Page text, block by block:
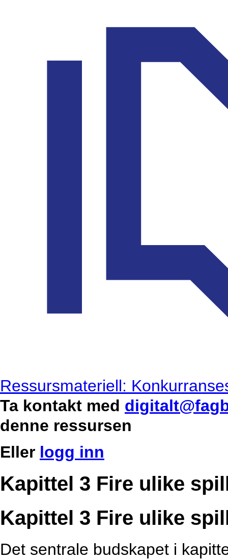
Ressursmateriell:
Ta kontakt med
denne ressursen
Eller logg inn
Kapittel 3 Fire ulike
Kapittel 3 Fire ulike
Det sentrale budskapet i